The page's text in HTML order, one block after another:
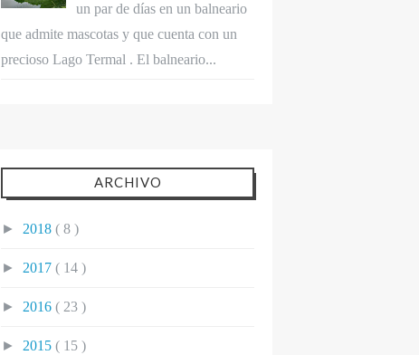
un par de días en un balneario
que admite mascotas y que cuenta con un
precioso Lago Termal . El balneario...
ARCHIVO
► 2018 ( 8 )
► 2017 ( 14 )
► 2016 ( 23 )
► 2015 ( 15 )